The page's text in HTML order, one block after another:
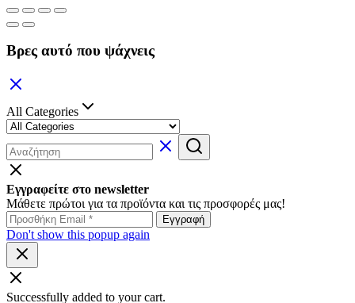
Βρες αυτό που ψάχνεις
All Categories
Εγγραφείτε στο newsletter
Μάθετε πρώτοι για τα προϊόντα και τις προσφορές μας!
Don't show this popup again
Successfully added to your cart.